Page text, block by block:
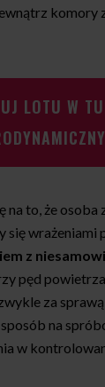
komory
LOTU W
na to, że osoba
się wrażeniami
z
pęd
za
na
w